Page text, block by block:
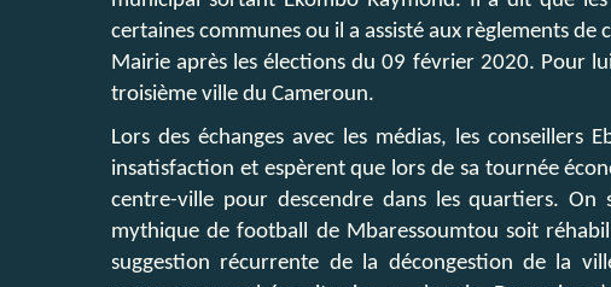
certaines communes ou il a assisté aux règlements
Mairie après les élections du 09 février 2020. Pour
troisième ville du Cameroun.
Lors des échanges avec les médias, les
insatisfaction et espèrent que lors de sa tournée
centre-ville pour descendre dans les quartiers. On
mythique de football de Mbaressoumtou soit
suggestion récurrente de la décongestion de la